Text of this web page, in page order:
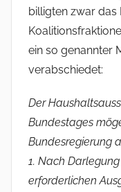
billigten zwar
ein so genannter
verabschiedet:
Der
Bundestages
Bundesregierung
1. Nach
erforderlichen